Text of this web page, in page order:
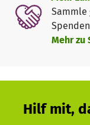
Mehr zu
Hilf mit,